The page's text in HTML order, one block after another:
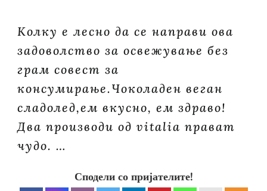
Колку е лесно да се направи ова
задоволство за освежување без
грам совест за
консумирање.Чоколаден веган
сладолед,eм вкусно, ем здраво!
Два производи од vitalia прават
чудо. …
Сподели со пријателите!